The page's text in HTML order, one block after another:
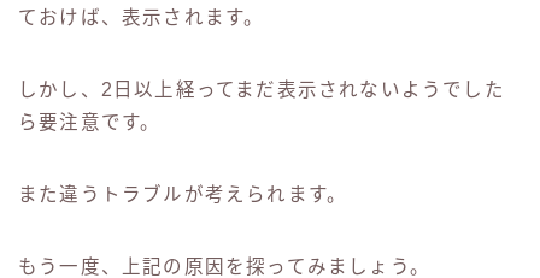
ておけば、表示されます。
しかし、2日以上経ってまだ表示されないようでした
ら要注意です。
また違うトラブルが考えられます。
もう一度、上記の原因を探ってみましょう。